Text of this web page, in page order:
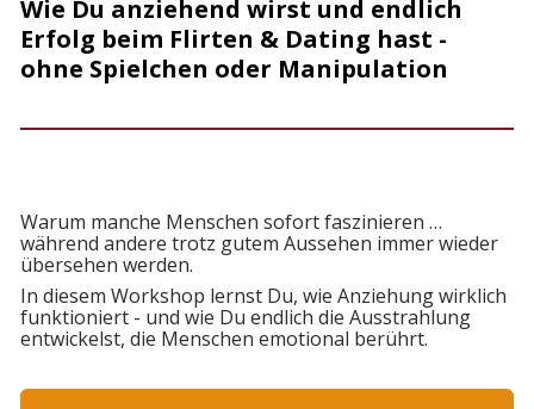
Wie Du anziehend wirst und endlich
Erfolg beim Flirten & Dating hast -
ohne Spielchen oder Manipulation
Warum manche Menschen sofort faszinieren …
während andere trotz gutem Aussehen immer wieder
übersehen werden.
In diesem Workshop lernst Du, wie Anziehung wirklich
funktioniert - und wie Du endlich die Ausstrahlung
entwickelst, die Menschen emotional berührt.